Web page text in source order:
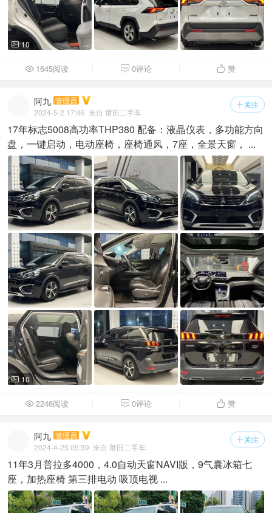
 10
 1645阅读  0评论  赞
 关注
阿九 管理员
2024-5-2 17:46 来自 莆田二手车
17年标志5008高功率THP380 配备：液晶仪表，多功能方向
盘，一键启动，电动座椅，座椅通风，7座，全景天窗， ...
 10
 2246阅读  0评论  赞
 关注
阿九 管理员
2024-4-25 05:39 来自 莆田二手车
11年3月普拉多4000，4.0自动天窗NAVI版，9气囊冰箱七
座，加热座椅 第三排电动 吸顶电视 ...